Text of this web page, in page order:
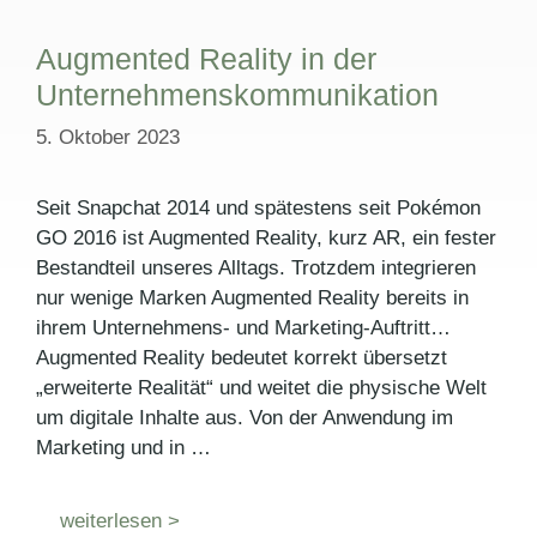
Augmented Reality in der
Unternehmenskommunikation
5. Oktober 2023
Seit Snapchat 2014 und spätestens seit Pokémon
GO 2016 ist Augmented Reality, kurz AR, ein fester
Bestandteil unseres Alltags. Trotzdem integrieren
nur wenige Marken Augmented Reality bereits in
ihrem Unternehmens- und Marketing-Auftritt…
Augmented Reality bedeutet korrekt übersetzt
„erweiterte Realität“ und weitet die physische Welt
um digitale Inhalte aus. Von der Anwendung im
Marketing und in …
weiterlesen >